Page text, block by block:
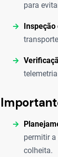
para
Inspeção
permitir
colheita.